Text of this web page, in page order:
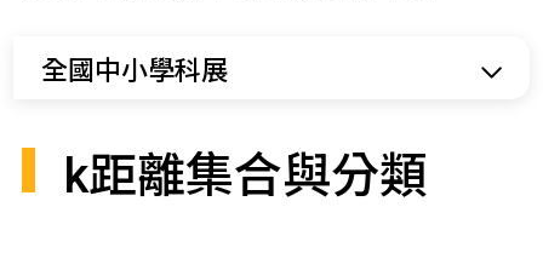
全國中小學科展
k距離集合與分類